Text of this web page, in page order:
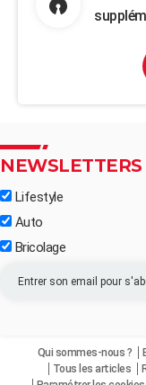
NEWSLETTERS
Lifestyle
Auto
Bricolage
Qui sommes-nous ?
Tous les articles